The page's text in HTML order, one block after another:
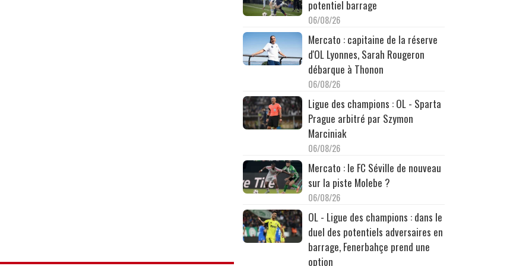
potentiel barrage
06/08/26
Mercato : capitaine de la réserve
d'OL Lyonnes, Sarah Rougeron
débarque à Thonon
06/08/26
Ligue des champions : OL - Sparta
Prague arbitré par Szymon
Marciniak
06/08/26
Mercato : le FC Séville de nouveau
sur la piste Molebe ?
06/08/26
OL - Ligue des champions : dans le
duel des potentiels adversaires en
barrage, Fenerbahçe prend une
option